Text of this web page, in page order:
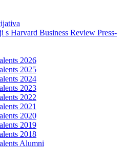
s Harvard Business Review Press-
2026
2025
2024
2023
2022
2021
2020
2019
2018
Alumni